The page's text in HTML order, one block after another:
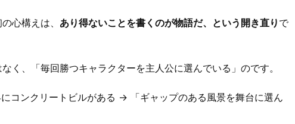
心構えは、 あり得ないことを書くのが物語だ、という開き直り で
く、「毎回勝つキャラクターを主人公に選んでいる」のです。
コンクリートビルがある → 「ギャップのある風景を舞台に選ん